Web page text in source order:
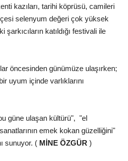
kazıları, tarihi köprüsü, camileri
selenyum değeri çok yüksek
katıldığı festivali ile
öncesinden günümüze ulaşırken;
uyum içinde varlıklarını
güne ulaşan kültürü", "el
emek kokan güzelliğini"
sunuyor. ( MİNE ÖZGÜR )